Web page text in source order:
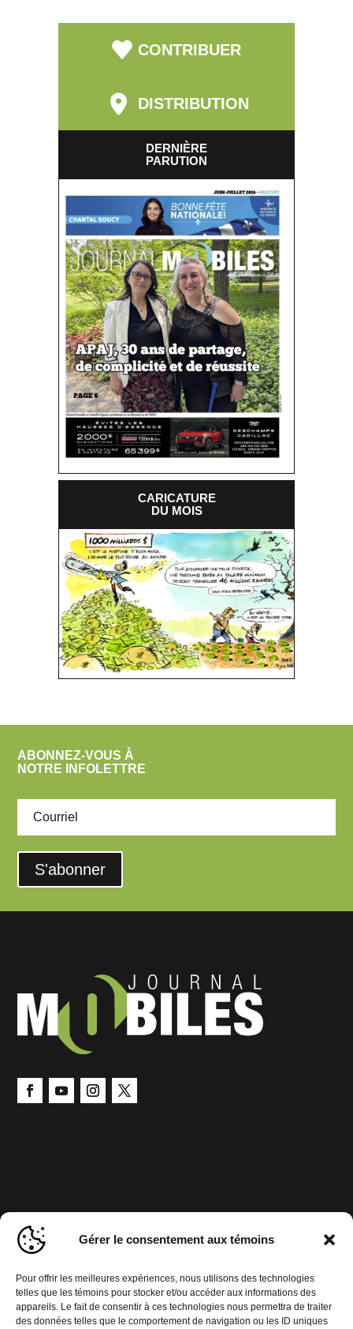
Gérer le consentement aux témoins
Pour offrir les meilleures expériences, nous utilisons des technologies
telles que les témoins pour stocker et/ou accéder aux informations des
appareils. Le fait de consentir à ces technologies nous permettra de traiter
des données telles que le comportement de navigation ou les ID uniques
CONTRIBUER
DISTRIBUTION
DERNIÈRE
PARUTION
CARICATURE
DU MOIS
ABONNEZ-VOUS À
NOTRE INFOLETTRE
S'abonner